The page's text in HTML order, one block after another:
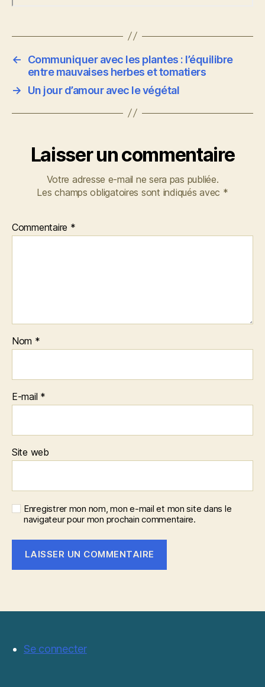
←
Communiquer avec les plantes : l’équilibre
entre mauvaises herbes et tomatiers
→
Un jour d’amour avec le végétal
Laisser un commentaire
Votre adresse e-mail ne sera pas publiée.
Les champs obligatoires sont indiqués avec *
Commentaire *
Nom *
E-mail *
Site web
Enregistrer mon nom, mon e-mail et mon site dans le
navigateur pour mon prochain commentaire.
Se connecter